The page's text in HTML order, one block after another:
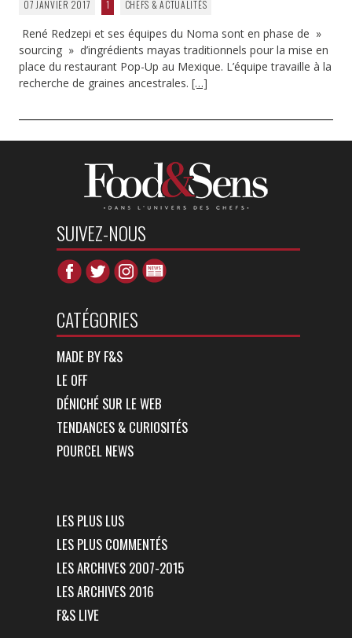
07 JANVIER 2017 1 CHEFS & ACTUALITÉS
René Redzepi et ses équipes du Noma sont en phase de »
sourcing » d’ingrédients mayas traditionnels pour la mise en
place du restaurant Pop-Up au Mexique. L’équipe travaille à la
recherche de graines ancestrales. […]
SUIVEZ-NOUS
CATÉGORIES
MADE BY F&S
LE OFF
DÉNICHÉ SUR LE WEB
TENDANCES & CURIOSITÉS
POURCEL NEWS
LES PLUS LUS
LES PLUS COMMENTÉS
LES ARCHIVES 2007-2015
LES ARCHIVES 2016
F&S LIVE